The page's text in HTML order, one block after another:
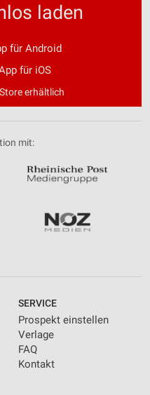
laden
für Android
für iOS
erhältlich
mit:
SERVICE
Prospekt einstellen
Verlage
FAQ
Kontakt